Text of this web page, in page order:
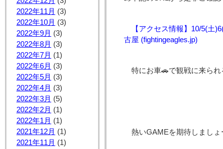
2022年11月 (3)
2022年10月 (3)
2022年9月 (3)
2022年8月 (3)
2022年7月 (1)
2022年6月 (3)
2022年5月 (3)
2022年4月 (3)
2022年3月 (5)
2022年2月 (1)
2022年1月 (1)
2021年12月 (1)
2021年11月 (1)
【アクセス情報】10/5(土
古屋 (fightingeagles.jp)
特にお車🚗で観戦に来ら
熱いGAMEを期待しまし